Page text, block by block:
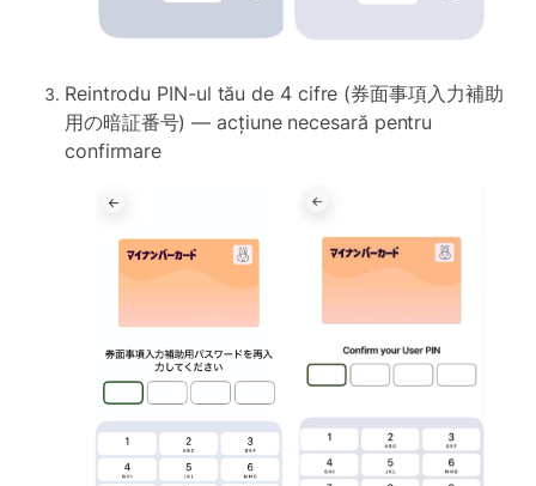
Reintrodu PIN-ul tău de 4 cifre (券面事項入力補助
用の暗証番号) — acțiune necesară pentru
confirmare